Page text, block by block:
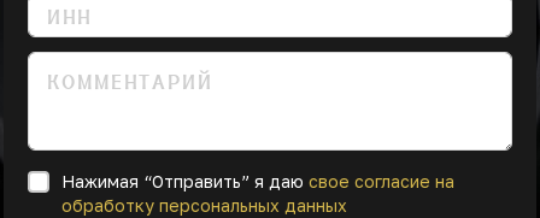
Нажимая “Отправить” я даю свое согласие на
обработку персональных данных